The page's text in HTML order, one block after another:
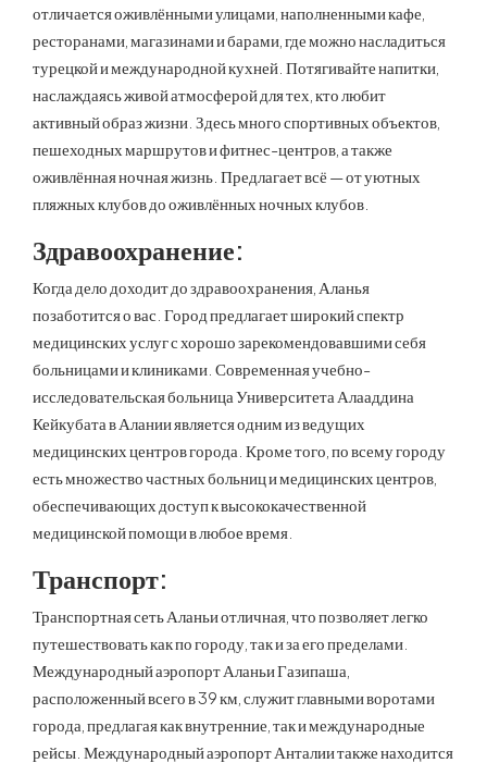
отличается оживлёнными улицами, наполненными кафе,
ресторанами, магазинами и барами, где можно насладиться
турецкой и международной кухней. Потягивайте напитки,
наслаждаясь живой атмосферой для тех, кто любит
активный образ жизни. Здесь много спортивных объектов,
пешеходных маршрутов и фитнес-центров, а также
оживлённая ночная жизнь. Предлагает всё — от уютных
пляжных клубов до оживлённых ночных клубов.
Здравоохранение:
Когда дело доходит до здравоохранения, Аланья
позаботится о вас. Город предлагает широкий спектр
медицинских услуг с хорошо зарекомендовавшими себя
больницами и клиниками. Современная учебно-
исследовательская больница Университета Алааддина
Кейкубата в Алании является одним из ведущих
медицинских центров города. Кроме того, по всему городу
есть множество частных больниц и медицинских центров,
обеспечивающих доступ к высококачественной
медицинской помощи в любое время.
Транспорт:
Транспортная сеть Аланьи отличная, что позволяет легко
путешествовать как по городу, так и за его пределами.
Международный аэропорт Аланьи Газипаша,
расположенный всего в 39 км, служит главными воротами
города, предлагая как внутренние, так и международные
рейсы. Международный аэропорт Анталии также находится